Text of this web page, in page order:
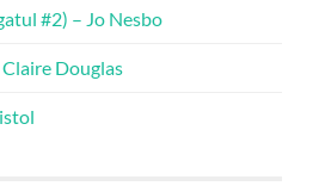
#2) – Jo Nesbo
Douglas